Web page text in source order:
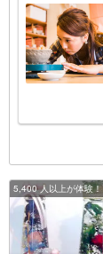
5,400 人以上が体験！